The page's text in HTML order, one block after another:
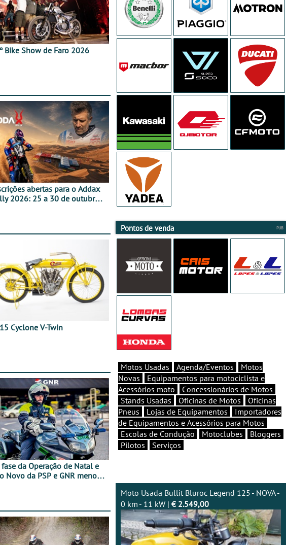
Bike Show de Faro 2026
abertas para o Addax
2026: 25 a 30 de outubro -
Cyclone V-Twin
fase da Operação de Natal e
Novo da PSP e GNR menos
Pontos de venda
Motos Usadas Agenda/Eventos
Motos
Novas
Equipamentos para motociclista e
Acessórios moto
Concessionários de Motos
Stands Usadas
Oficinas de Motos
Oficinas
Pneus
Lojas de Equipamentos
Importadores
de Equipamentos e Acessórios para Motos
Escolas de Condução
Motoclubes
Bloggers
Pilotos
Serviços
Moto Usada Bullit Bluroc Legend 125 - NOVA -
0 km - 11 kW | € 2.549,00